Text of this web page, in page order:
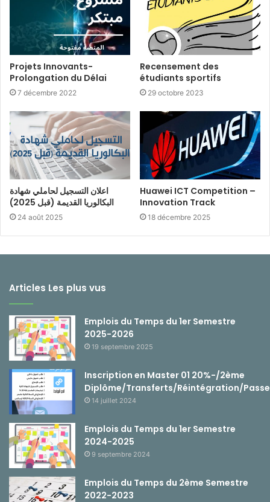
Projets Innovants-
Prolongation du Délai
7 décembre 2022
Recensement des
étudiants sportifs
29 octobre 2023
اعلان التسجيل لحاملي شهادة
البكالوريا القديمة (قبل 2025)
24 août 2025
Huawei ICT Competition –
Innovation Track
18 décembre 2025
Articles Les plus vus
Emplois du Temps du 1er Semestre
2025-2026
19 septembre 2025
Inscription en Master 01 20%-/2ème
Diplôme/Transferts/Réintégration/
14 juillet 2024
Emplois du Temps du 1er Semestre
2024-2025
9 septembre 2024
Emplois du Temps du 2ème Semestre
2022-2023